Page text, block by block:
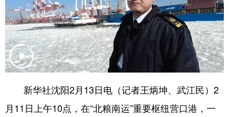
北京 天津 河北 山西
辽宁 吉林 上海 江苏
浙江 安徽 江西
新华社沈阳2月13日电（记者王炳坤、武江民）2
月11日上午10点，在“北粮南运”重要枢纽营口港，一